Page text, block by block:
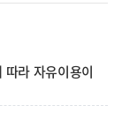
라 자유이용이